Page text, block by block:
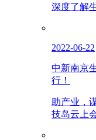
深度了解
2022-06-22
中新南京
行！
助产业，
技岛云上